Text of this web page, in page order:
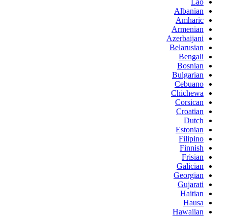
Lao
Albanian
Amharic
Armenian
Azerbaijani
Belarusian
Bengali
Bosnian
Bulgarian
Cebuano
Chichewa
Corsican
Croatian
Dutch
Estonian
Filipino
Finnish
Frisian
Galician
Georgian
Gujarati
Haitian
Hausa
Hawaiian